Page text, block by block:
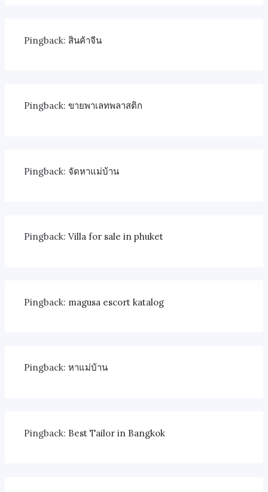
Pingback: สินค้าจีน
Pingback:ขายพาเลทพลาสติก
Pingback: จัดหาแม่บ้าน
Pingback:Villa for sale in phuket
Pingback: magusa escort katalog
Pingback:หาแม่บ้าน
Pingback: Best Tailor in Bangkok